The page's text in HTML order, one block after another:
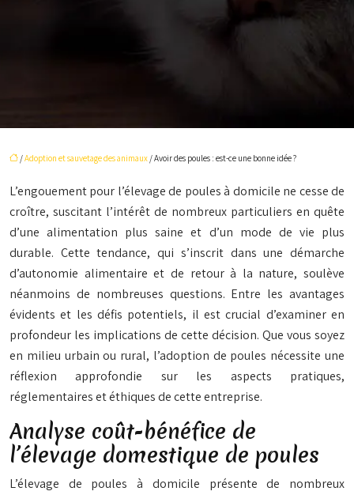
/Adoption et sauvetage des animaux / Avoir des poules : est-ce une bonne idée ?
L’engouement pour l’élevage de poules à domicile ne cesse de
croître, suscitant l’intérêt de nombreux particuliers en quête
d’une alimentation plus saine et d’un mode de vie plus
durable. Cette tendance, qui s’inscrit dans une démarche
d’autonomie alimentaire et de retour à la nature, soulève
néanmoins de nombreuses questions. Entre les avantages
évidents et les défis potentiels, il est crucial d’examiner en
profondeur les implications de cette décision. Que vous soyez
en milieu urbain ou rural, l’adoption de poules nécessite une
réflexion approfondie sur les aspects pratiques,
réglementaires et éthiques de cette entreprise.
Analyse coût-bénéfice de
l’élevage domestique de poules
L’élevage de poules à domicile présente de nombreux